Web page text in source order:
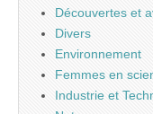
Découvertes et
Divers
Environnement
Femmes en
Industrie et